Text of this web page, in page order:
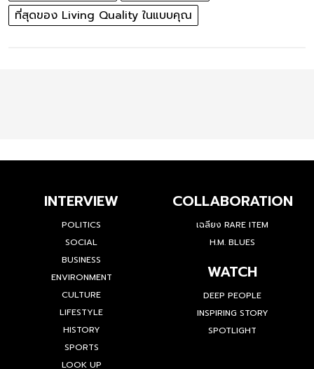
ที่สุดของ Living Quality ในแบบคุณ
INTERVIEW
POLITICS
SOCIAL
BUSINESS
ENVIRONMENT
CULTURE
LIFESTYLE
HISTORY
SPORTS
LOOK UP
COLLABORATION
เฉลียง RARE ITEM
H.M. BLUES
WATCH
DEEP PEOPLE
INSPIRING STORY
SPOTLIGHT